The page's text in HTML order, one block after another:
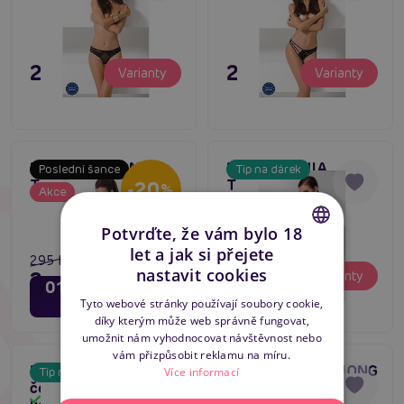
295 Kč Varianty 295 Kč Varianty
Poslední šance
Akce
-20%
01 hodin
55 minut
Passion ANTONINA
Thong černé kalhotky
Skladem
295 Kč
236 Kč Varianty
Tip na dárek
Passion SENIA
THONG černé
krajkové kalhotky
Skladem
295 Kč Varianty
Tip na dárek
Passion NAJA THONG
černé krajkové
Skladem
5
Passion ABLA THONG
Skladem
ENGLISH
Potvrďte, že vám bylo 18
let a jak si přejete
nastavit cookies
Tyto webové stránky používají soubory cookie,
díky kterým může web správně fungovat,
umožnit nám vyhodnocovat návštěvnost nebo
vám přizpůsobit reklamu na míru.
Více informací